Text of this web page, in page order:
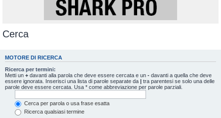
Cerca
MOTORE DI RICERCA
Ricerca per termini:
Metti un + davanti alla parola che deve essere cercata e un - davanti a quella che deve
essere ignorata. Inserisci una lista di parole separate da
tra parentesi se solo una delle
parole deve essere cercata. Usa * come abbreviazione per parole parziali.
Cerca per parola o usa frase esatta
Ricerca qualsiasi termine